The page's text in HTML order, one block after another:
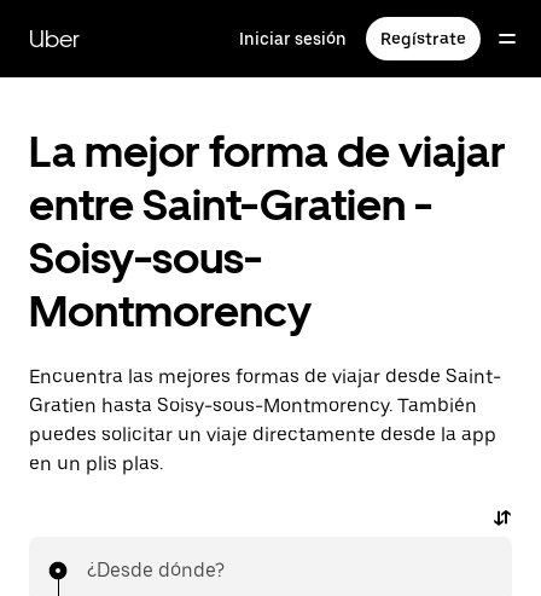
contenido
principal
Uber Iniciar sesión Regístrate
La mejor forma de viajar
entre Saint-Gratien -
Soisy-sous-
Montmorency
Encuentra las mejores formas de viajar desde Saint-
Gratien hasta Soisy-sous-Montmorency. También
puedes solicitar un viaje directamente desde la app
en un plis plas.
¿Desde dónde?